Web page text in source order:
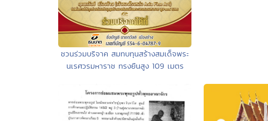
ชวนร่วมบริจาค สมทบทุนสร้างสมเด็จพระ
นเรศวรมหาราช ทรงยืนสูง 109 เมตร